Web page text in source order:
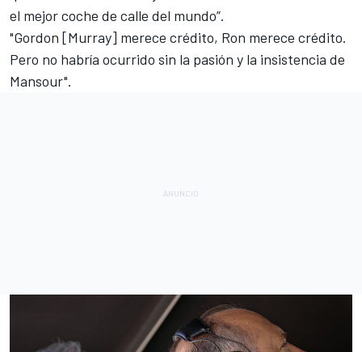
el mejor coche de calle del mundo”.
"Gordon [Murray] merece crédito, Ron merece crédito.
Pero no habría ocurrido sin la pasión y la insistencia de
Mansour".